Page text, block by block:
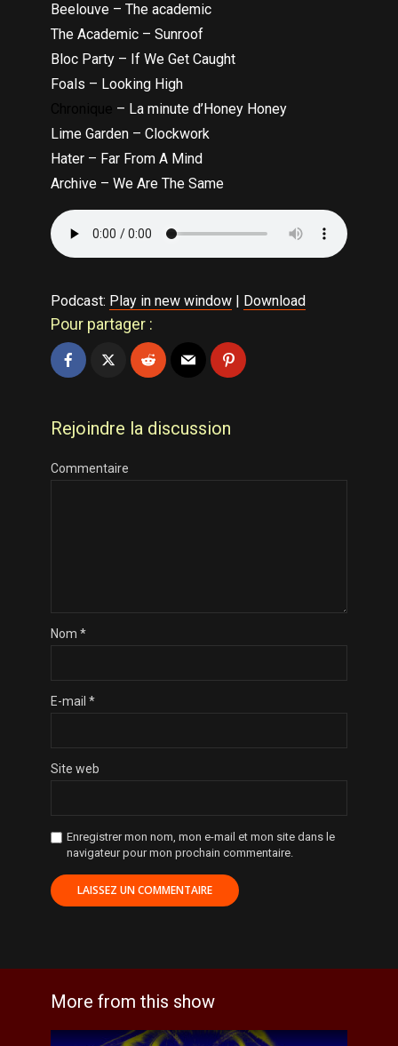
Beelouve – The academic
The Academic – Sunroof
Bloc Party – If We Get Caught
Foals – Looking High
– La minute d’Honey Honey
Lime Garden – Clockwork
Hater – Far From A Mind
Archive – We Are The Same
Podcast: Play in new window | Download
Pour partager :
Rejoindre la discussion
Commentaire
Nom *
E-mail *
Site web
Enregistrer mon nom, mon e-mail et mon site dans le
navigateur pour mon prochain commentaire.
More from this show